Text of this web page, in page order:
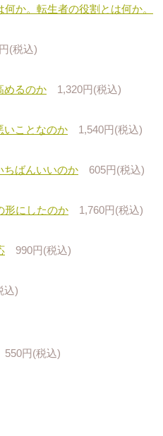
か。転生者の役割とは何か。
(税込)
めるのか 1,320円(税込)
いことなのか 1,540円(税込)
ちばんいいのか 605円(税込)
形にしたのか 1,760円(税込)
990円(税込)
込)
550円(税込)